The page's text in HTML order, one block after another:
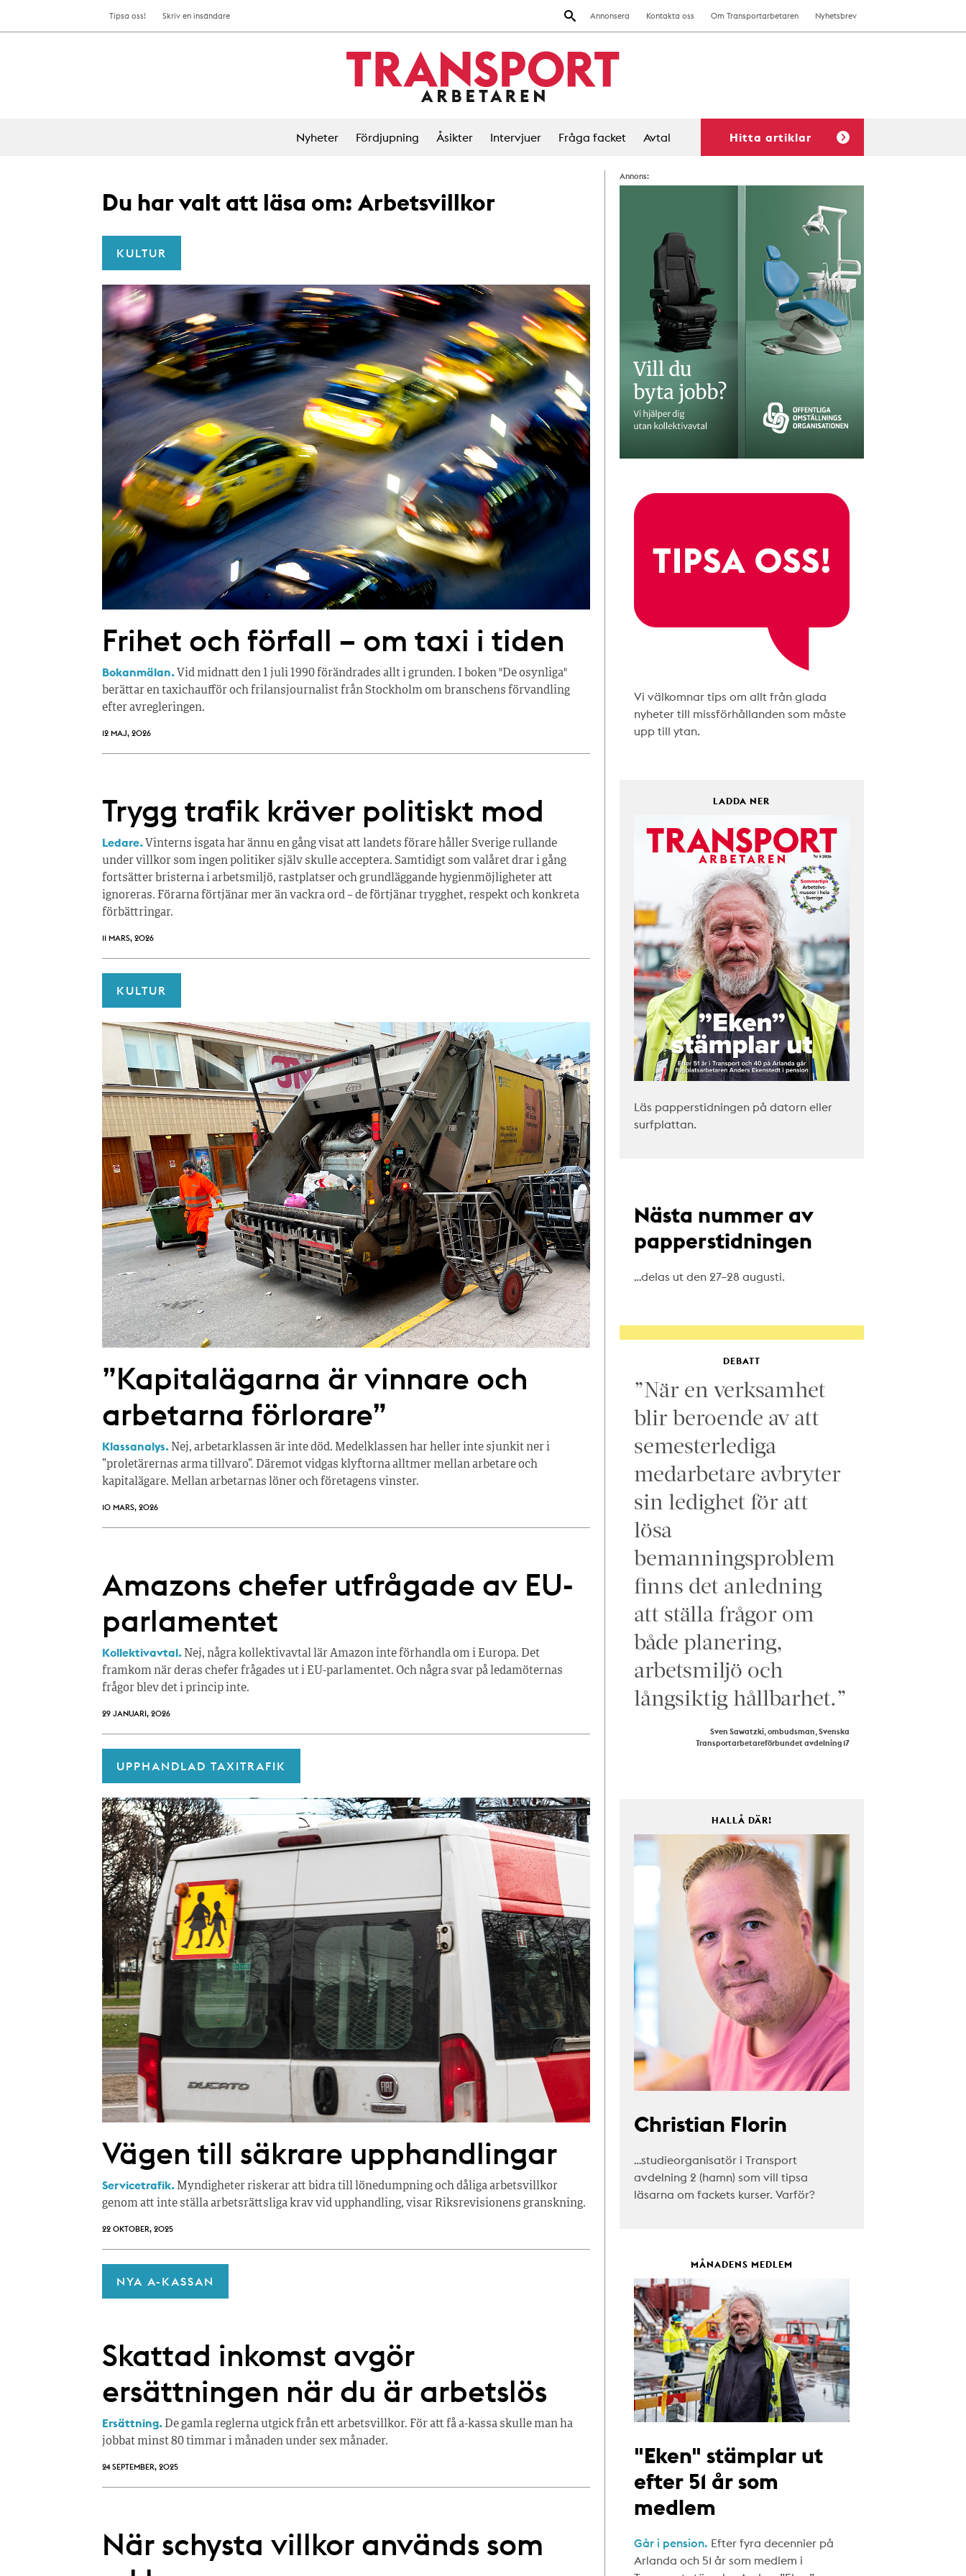
Annonsera Kontakta oss Om Transportarbetaren Nyhetsbrev
Tipsa oss! Skriv en insändare
Nyheter Fördjupning Åsikter Intervjuer Fråga facket Avtal Hitta artiklar
Du har valt att läsa om:Arbetsvillkor
KULTUR
Frihet och förfall – om taxi i tiden
Bokanmälan. Vid midnatt den 1 juli 1990 förändrades allt i grunden. I boken "De osynliga"
berättar en taxichaufför och frilansjournalist från Stockholm om branschens förvandling
efter avregleringen.
12 MAJ, 2026
Trygg trafik kräver politiskt mod
Ledare. Vinterns isgata har ännu en gång visat att landets förare håller Sverige rullande
under villkor som ingen politiker själv skulle acceptera. Samtidigt som valåret drar i gång
fortsätter bristerna i arbetsmiljö, rastplatser och grundläggande hygienmöjligheter att
ignoreras. Förarna förtjänar mer än vackra ord – de förtjänar trygghet, respekt och konkreta
förbättringar.
11 MARS, 2026
KULTUR
”Kapitalägarna är vinnare och
arbetarna förlorare”
Klassanalys. Nej, arbetarklassen är inte död. Medelklassen har heller inte sjunkit ner i
”proletärernas arma tillvaro”. Däremot vidgas klyftorna alltmer mellan arbetare och
kapitalägare. Mellan arbetarnas löner och företagens vinster.
10 MARS, 2026
Amazons chefer utfrågade av EU-
parlamentet
Kollektivavtal. Nej, några kollektivavtal lär Amazon inte förhandla om i Europa. Det
framkom när deras chefer frågades ut i EU-parlamentet. Och några svar på ledamöternas
frågor blev det i princip inte.
29 JANUARI, 2026
UPPHANDLAD TAXITRAFIK
Vägen till säkrare upphandlingar
Servicetrafik. Myndigheter riskerar att bidra till lönedumpning och dåliga arbetsvillkor
genom att inte ställa arbetsrättsliga krav vid upphandling, visar Riksrevisionens granskning.
22 OKTOBER, 2025
NYA A-KASSAN
Skattad inkomst avgör
ersättningen när du är arbetslös
Ersättning. De gamla reglerna utgick från ett arbetsvillkor. För att få a-kassa skulle man ha
jobbat minst 80 timmar i månaden under sex månader.
24 SEPTEMBER, 2025
När schysta villkor används som
Annons:
Vi välkomnar tips om allt från glada
nyheter till missförhållanden som måste
upp till ytan.
LADDA NER
Läs papperstidningen på datorn eller
surfplattan.
Nästa nummer av
papperstidningen
…delas ut den 27–28 augusti.
DEBATT
”När en verksamhet
blir beroende av att
semesterlediga
medarbetare avbryter
sin ledighet för att
lösa
bemanningsproblem
finns det anledning
att ställa frågor om
både planering,
arbetsmiljö och
långsiktig hållbarhet.”
Sven Sawatzki, ombudsman, Svenska
Transportarbetareförbundet avdelning 17
HALLÅ DÄR!
Christian Florin
…studieorganisatör i Transport
avdelning 2 (hamn) som vill tipsa
läsarna om fackets kurser. Varför?
MÅNADENS MEDLEM
"Eken" stämplar ut
efter 51 år som
medlem
Går i pension. Efter fyra decennier på
Arlanda och 51 år som medlem i